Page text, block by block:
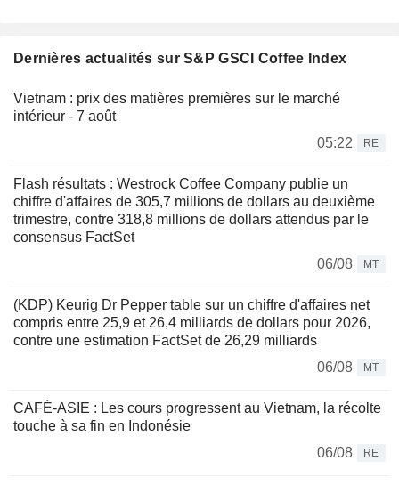
Dernières actualités sur S&P GSCI Coffee Index
Vietnam : prix des matières premières sur le marché
intérieur - 7 août
05:22
RE
Flash résultats : Westrock Coffee Company publie un
chiffre d'affaires de 305,7 millions de dollars au deuxième
trimestre, contre 318,8 millions de dollars attendus par le
consensus FactSet
06/08
MT
(KDP) Keurig Dr Pepper table sur un chiffre d'affaires net
compris entre 25,9 et 26,4 milliards de dollars pour 2026,
contre une estimation FactSet de 26,29 milliards
06/08
MT
CAFÉ-ASIE : Les cours progressent au Vietnam, la récolte
touche à sa fin en Indonésie
06/08
RE